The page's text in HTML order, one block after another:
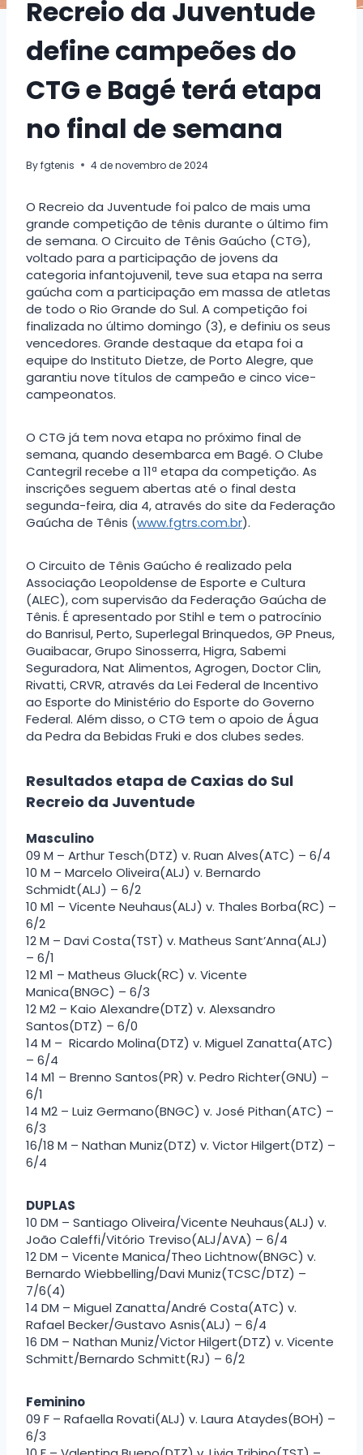
Recreio da Juventude
define campeões do
CTG e Bagé terá etapa
no final de semana
Byfgtenis 4 de novembro de 2024
O Recreio da Juventude foi palco de mais uma
grande competição de tênis durante o último fim
de semana. O Circuito de Tênis Gaúcho (CTG),
voltado para a participação de jovens da
categoria infantojuvenil, teve sua etapa na serra
gaúcha com a participação em massa de atletas
de todo o Rio Grande do Sul. A competição foi
finalizada no último domingo (3), e definiu os seus
vencedores. Grande destaque da etapa foi a
equipe do Instituto Dietze, de Porto Alegre, que
garantiu nove títulos de campeão e cinco vice-
campeonatos.
O CTG já tem nova etapa no próximo final de
semana, quando desembarca em Bagé. O Clube
Cantegril recebe a 11ª etapa da competição. As
inscrições seguem abertas até o final desta
segunda-feira, dia 4, através do site da Federação
Gaúcha de Tênis (www.fgtrs.com.br).
O Circuito de Tênis Gaúcho é realizado pela
Associação Leopoldense de Esporte e Cultura
(ALEC), com supervisão da Federação Gaúcha de
Tênis. É apresentado por Stihl e tem o patrocínio
do Banrisul, Perto, Superlegal Brinquedos, GP Pneus,
Guaibacar, Grupo Sinosserra, Higra, Sabemi
Seguradora, Nat Alimentos, Agrogen, Doctor Clin,
Rivatti, CRVR, através da Lei Federal de Incentivo
ao Esporte do Ministério do Esporte do Governo
Federal. Além disso, o CTG tem o apoio de Água
da Pedra da Bebidas Fruki e dos clubes sedes.
Resultados etapa de Caxias do Sul
Recreio da Juventude
Masculino
09 M – Arthur Tesch(DTZ) v. Ruan Alves(ATC) – 6/4
10 M – Marcelo Oliveira(ALJ) v. Bernardo
Schmidt(ALJ) – 6/2
10 M1 – Vicente Neuhaus(ALJ) v. Thales Borba(RC) –
6/2
12 M – Davi Costa(TST) v. Matheus Sant’Anna(ALJ)
– 6/1
12 M1 – Matheus Gluck(RC) v. Vicente
Manica(BNGC) – 6/3
12 M2 – Kaio Alexandre(DTZ) v. Alexsandro
Santos(DTZ) – 6/0
14 M – Ricardo Molina(DTZ) v. Miguel Zanatta(ATC)
– 6/4
14 M1 – Brenno Santos(PR) v. Pedro Richter(GNU) –
6/1
14 M2 – Luiz Germano(BNGC) v. José Pithan(ATC) –
6/3
16/18 M – Nathan Muniz(DTZ) v. Victor Hilgert(DTZ) –
6/4
DUPLAS
10 DM – Santiago Oliveira/Vicente Neuhaus(ALJ) v.
João Caleffi/Vitório Treviso(ALJ/AVA) – 6/4
12 DM – Vicente Manica/Theo Lichtnow(BNGC) v.
Bernardo Wiebbelling/Davi Muniz(TCSC/DTZ) –
7/6(4)
14 DM – Miguel Zanatta/André Costa(ATC) v.
Rafael Becker/Gustavo Asnis(ALJ) – 6/4
16 DM – Nathan Muniz/Victor Hilgert(DTZ) v. Vicente
Schmitt/Bernardo Schmitt(RJ) – 6/2
Feminino
09 F – Rafaella Rovati(ALJ) v. Laura Ataydes(BOH) –
6/3